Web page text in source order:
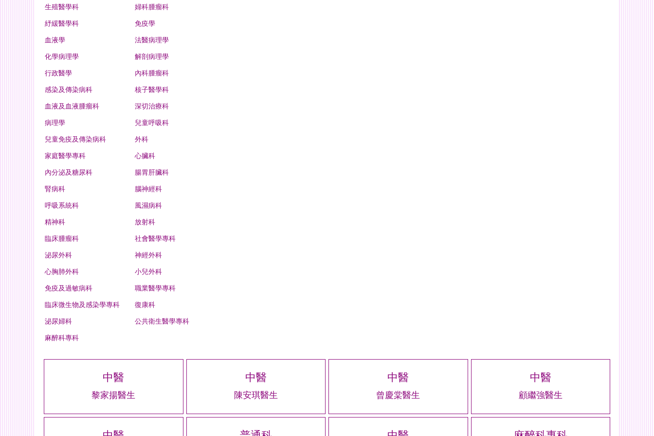
生殖醫學科 婦科腫瘤科
紓緩醫學科 免疫學
血液學 法醫病理學
化學病理學 解剖病理學
行政醫學 內科腫瘤科
感染及傳染病科 核子醫學科
血液及血液腫瘤科 深切治療科
病理學 兒童呼吸科
兒童免疫及傳染病科 外科
家庭醫學專科 心臟科
內分泌及糖尿科 腸胃肝臟科
腎病科 腦神經科
呼吸系統科 風濕病科
精神科 放射科
臨床腫瘤科 社會醫學專科
泌尿外科 神經外科
心胸肺外科 小兒外科
免疫及過敏病科 職業醫學專科
臨床微生物及感染學專科 復康科
泌尿婦科 公共衛生醫學專科
麻醉科專科
中醫
黎家揚醫生
中醫
陳安琪醫生
中醫
曾慶棠醫生
中醫
顧繼強醫生